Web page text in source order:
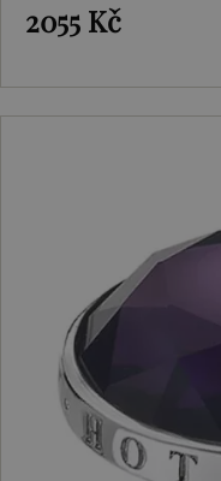
2055 Kč